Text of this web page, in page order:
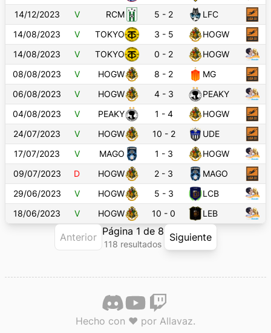
14/12/2023
V RCM 5 - 2
LFC
14/08/2023
V TOKYO 3 - 5
HOGW
14/08/2023
V TOKYO 0 - 2
HOGW
08/08/2023
V HOGW 8 - 2
MG
06/08/2023
V HOGW 4- 3
PEAKY
04/08/2023
V PEAKY 1 - 4
HOGW
24/07/2023
V HOGW 10 - 2
UDE
17/07/2023
V MAGO 1 - 3
HOGW
09/07/2023
D HOGW 2 - 3
MAGO
29/06/2023
V HOGW 5 - 3
LCB
18/06/2023
V HOGW 10 - 0 LEB
Anterior Página 1 de 8
118 resultados
Siguiente
Hecho con ♥ por Allavaz.